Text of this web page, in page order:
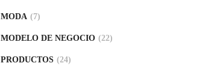
MODA (7)
MODELO DE NEGOCIO (22)
PRODUCTOS (24)